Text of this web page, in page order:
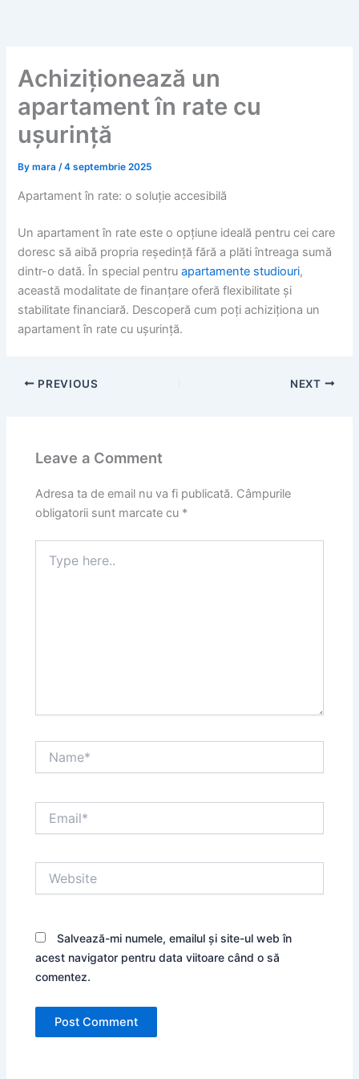
Achiziționează un
apartament în rate cu
ușurință
Bymara/4 septembrie 2025
Apartament în rate: o soluție accesibilă
Un apartament în rate este o opțiune ideală pentru cei care
doresc să aibă propria reședință fără a plăti întreaga sumă
dintr-o dată. În special pentruapartamente studiouri,
această modalitate de finanțare oferă flexibilitate și
stabilitate financiară. Descoperă cum poți achiziționa un
apartament în rate cu ușurință.
PREVIOUS NEXT
Leave a Comment
Adresa ta de email nu va fi publicată. Câmpurile
obligatorii sunt marcate cu *
here..
Salvează-mi numele, emailul și site-ul web în
acest navigator pentru data viitoare când o să
comentez.